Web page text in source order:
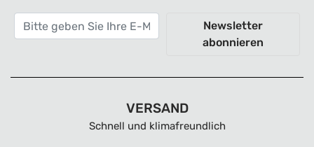
Newsletter
abonnieren
VERSAND
Schnell und klimafreundlich